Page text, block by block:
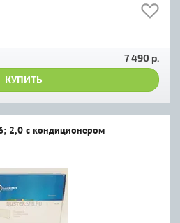
7 490 р.
КУПИТЬ
2,0 с кондиционером